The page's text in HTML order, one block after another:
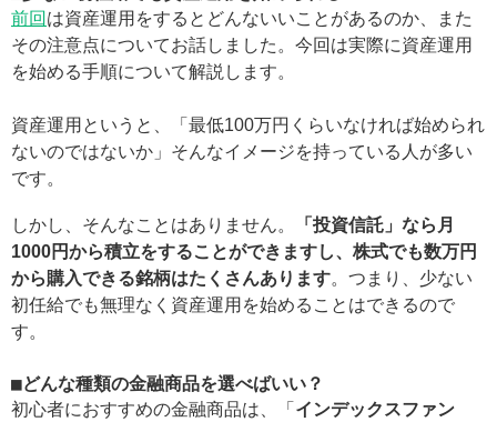
前回 は資産運用をするとどんないいことがあるのか、また
その注意点についてお話しました。今回は実際に資産運用
を始める手順について解説します。
資産運用というと、「最低100万円くらいなければ始められ
ないのではないか」そんなイメージを持っている人が多い
です。
しかし、そんなことはありません。
「投資信託」なら月
1000円から積立をすることができますし、株式でも数万円
から購入できる銘柄はたくさんあります。つまり、少ない
初任給でも無理なく資産運用を始めることはできるので
す。
■どんな種類の金融商品を選べばいい？
初心者におすすめの金融商品は、「 インデックスファン